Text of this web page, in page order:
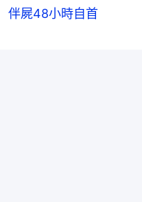
伴屍48小時自首